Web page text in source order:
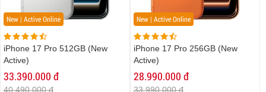
New | Active Online
iPhone 17 Pro 512GB (New
Active)
33.390.000 đ
40.490.000 đ
New | Active Online
iPhone 17 Pro 256GB (New
Active)
28.990.000 đ
33.990.000 đ